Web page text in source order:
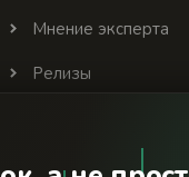
Мнение эксперта
Релизы